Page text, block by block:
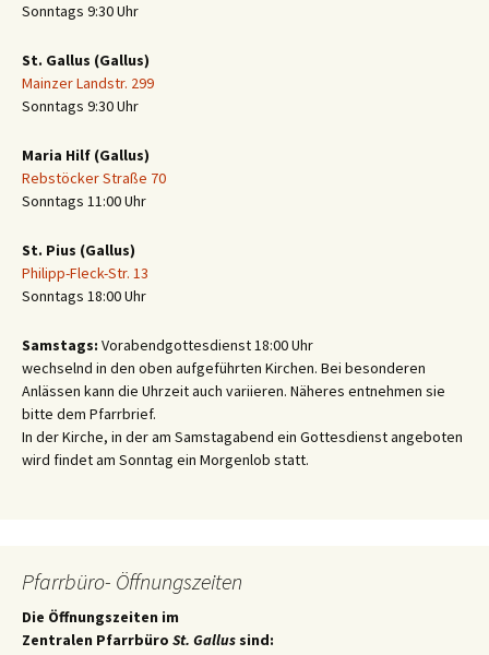
Sonntags 9:30 Uhr
St. Gallus (Gallus)
Mainzer Landstr. 299
Sonntags 9:30 Uhr
Maria Hilf (Gallus)
Rebstöcker Straße 70
Sonntags 11:00 Uhr
St. Pius (Gallus)
Philipp-Fleck-Str. 13
Sonntags 18:00 Uhr
Samstags: Vorabendgottesdienst 18:00 Uhr
wechselnd in den oben aufgeführten Kirchen. Bei besonderen
Anlässen kann die Uhrzeit auch variieren. Näheres entnehmen sie
bitte dem Pfarrbrief.
In der Kirche, in der am Samstagabend ein Gottesdienst angeboten
wird findet am Sonntag ein Morgenlob statt.
Pfarrbüro- Öffnungszeiten
Die Öffnungszeiten im
Zentralen Pfarrbüro St. Gallus sind: